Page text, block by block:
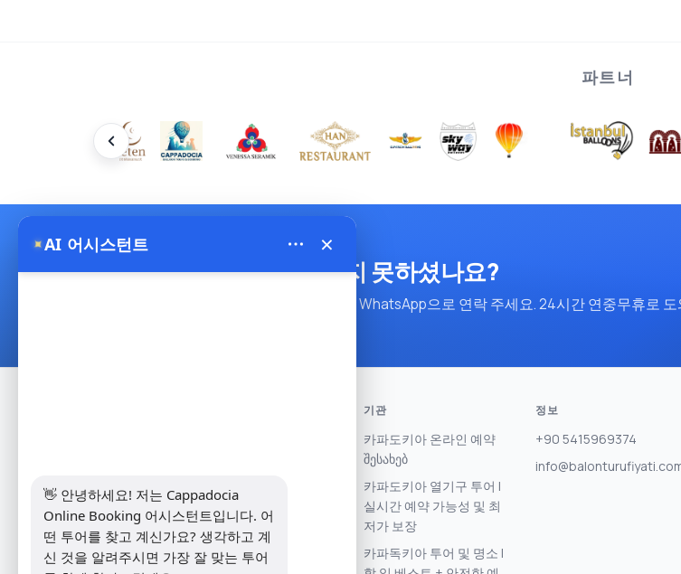
파트너
원하시는 것을 찾지 못하셨나요?
맞춤 여행 플랜이 필요하시면 WhatsApp으로 연락 주세요. 24시간 연중무휴로
- Address: Yukarı Mah. İnönü Cad
No:14, Avanos / Nevşehir, Türkiye ......
We work with experienced local
operators and licensed balloon
기관
카파도키아 온라인 예약
შესახებ
카파도키아 열기구 투어 |
실시간 예약 가능성 및 최
저가 보장
카파독키아 투어 및 명소 |
정보
+90 5415969374
✦AI 어시스턴트 ×
👋 안녕하세요! 저는 Cappadocia
Online Booking 어시스턴트입니다. 어
떤 투어를 찾고 계신가요? 생각하고 계
신 것을 알려주시면 가장 잘 맞는 투어